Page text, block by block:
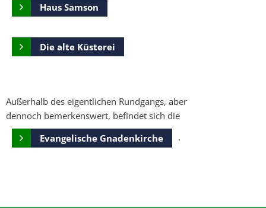
Haus Samson
Die alte Küsterei
Außerhalb des eigentlichen Rundgangs, aber
dennoch bemerkenswert, befindet sich die
Evangelische Gnadenkirche
.